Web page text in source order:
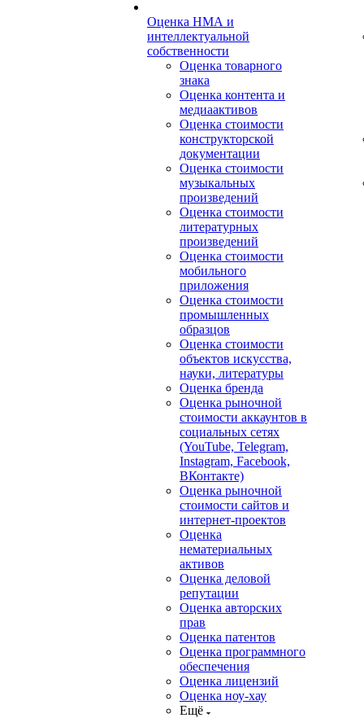
Оценка НМА и
интеллектуальной
собственности
Оценка товарного
знака
Оценка контента и
медиаактивов
Оценка стоимости
конструкторской
документации
Оценка стоимости
музыкальных
произведений
Оценка стоимости
литературных
произведений
Оценка стоимости
мобильного
приложения
Оценка стоимости
промышленных
образцов
Оценка стоимости
объектов искусства,
науки, литературы
Оценка бренда
Оценка рыночной
стоимости аккаунтов в
социальных сетях
(YouTube, Telegram,
Instagram, Facebook,
ВКонтакте)
Оценка рыночной
стоимости сайтов и
интернет-проектов
Оценка
нематериальных
активов
Оценка деловой
репутации
Оценка авторских
прав
Оценка патентов
Оценка программного
обеспечения
Оценка лицензий
Оценка ноу-хау
Ещё